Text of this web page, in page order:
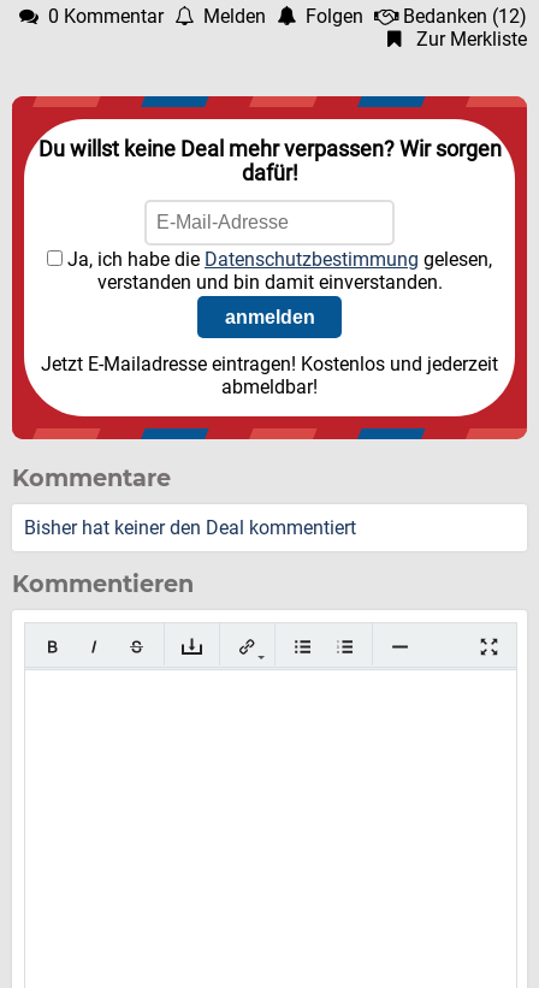
0 Kommentar Melden Folgen Bedanken (12)
Zur Merkliste
Du willst keine Deal mehr verpassen? Wir sorgen
dafür!
Ja, ich habe die Datenschutzbestimmung gelesen,
verstanden und bin damit einverstanden.
Jetzt E-Mailadresse eintragen! Kostenlos und jederzeit
abmeldbar!
Kommentare
Bisher hat keiner den Deal kommentiert
Kommentieren